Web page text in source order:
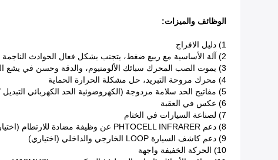
الوظائف والميزات:
1) دليل الافراج
2) آلة الأساسية مع ربيع ضغط، يتجنب بشكل فعال الحوادث الناجمة عن كسر الربيع
3) يموت الصب المحرك سبائك الألومنيوم، والدقة وحسن في يشع الحرارية
4) محرك مروحة التبريد، حل مشكلة الحرارة الحماية
5) مفاتيح الحد سلامة مزدوجة (الكهروضوئية الحد الكهربائي التبديل / ذاكرة السيارات الاستشعار)
6) عكس في العقبة
7) لصناعة السيارات في الختام
8) دعم PHTOCELL INFRARER عن وظيفة مضادة للارتطام (اختياري)
9) دعم كاشف السيارة LOOP الخارجي والداخلي (اختياري)
10) الحركة الخفيفة واجهة